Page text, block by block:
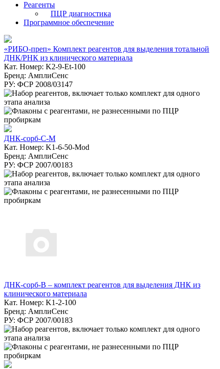
Реагенты
ПЦР диагностика
Программное обеспечение
«РИБО-преп» Комплект реагентов для выделения тотальной
ДНК/РНК из клинического материала
Кат. Номер: K2-9-Et-100
Бренд: АмплиСенс
РУ: ФСР 2008/03147
ДНК-сорб-С-М
Кат. Номер: K1-6-50-Mod
Бренд: АмплиСенс
РУ: ФСР 2007/00183
ДНК-сорб-В – комплект реагентов для выделения ДНК из
клинического материала
Кат. Номер: K1-2-100
Бренд: АмплиСенс
РУ: ФСР 2007/00183